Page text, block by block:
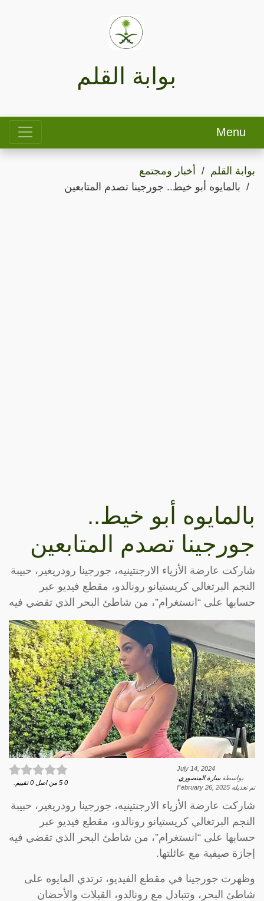
بوابة القلم
Menu
بوابة القلم
أخبار ومجتمع
بالمايوه أبو خيط.. جورجينا تصدم المتابعين
بالمايوه أبو خيط..
جورجينا تصدم المتابعين
شاركت عارضة الأزياء الارجنتينيه، جورجينا رودريغير، حبيبة
النجم البرتغالي كريستيانو رونالدو، مقطع فيديو عبر
حسابها على “انستغرام”، من شاطئ البحر الذي تقضي فيه
July 14, 2024
بواسطةسارة المنصوري
تم تعديله February 26, 2025
0
5 من اصل 0 تقييم.
شاركت عارضة الأزياء الارجنتينيه، جورجينا رودريغير، حبيبة
النجم البرتغالي كريستيانو رونالدو، مقطع فيديو عبر
حسابها على “انستغرام”، من شاطئ البحر الذي تقضي فيه
إجازة صيفية مع عائلتها.
وظهرت جورجينا في مقطع الفيديو، ترتدي المايوه على
شاطئ البحر، وتتبادل مع رونالدو، القبلات والأحضان